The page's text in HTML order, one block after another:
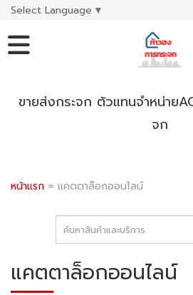
Select Language ▼
ขายส่งกระจก ตัวแทนจำหน่าย
จก
หน้าแรก » แคตตาล็อกออนไลน์
แคตตาล็อกออนไลน์